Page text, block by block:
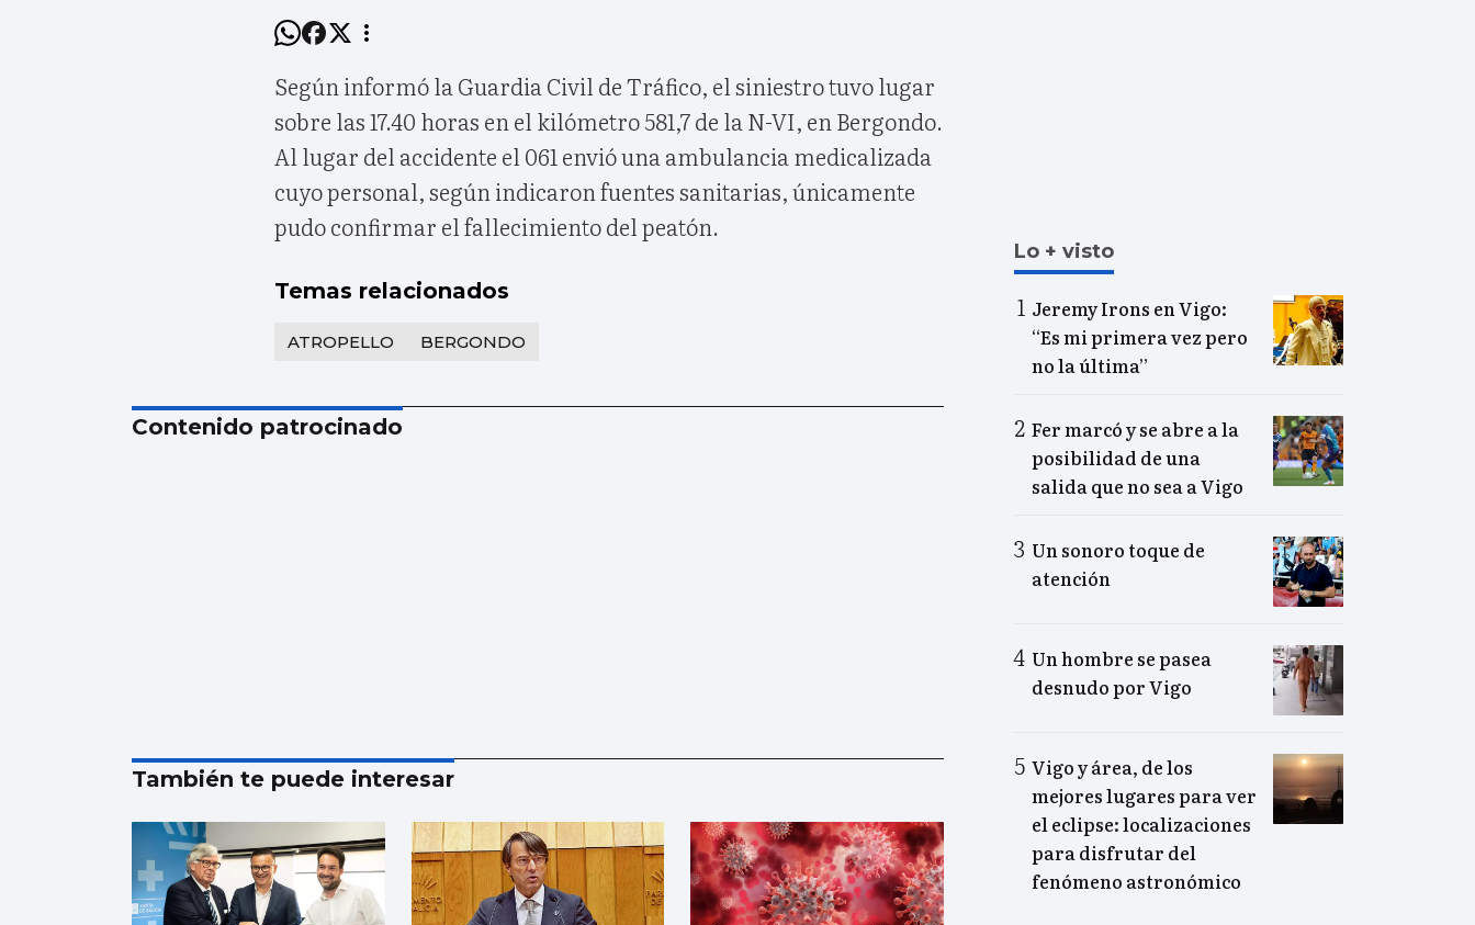
Según informó la Guardia Civil de Tráfico, el siniestro tuvo lugar
sobre las 17.40 horas en el kilómetro 581,7 de la N-VI, en Bergondo.
Al lugar del accidente el 061 envió una ambulancia medicalizada
cuyo personal, según indicaron fuentes sanitarias, únicamente
pudo confirmar el fallecimiento del peatón.
Temas relacionados
ATROPELLO BERGONDO
Contenido patrocinado
También te puede interesar
Lo + visto
Jeremy Irons en Vigo:
“Es mi primera vez pero
no la última”
Fer marcó y se abre a la
posibilidad de una
salida que no sea a Vigo
Un sonoro toque de
atención
Un hombre se pasea
desnudo por Vigo
Vigo y área, de los
mejores lugares para ver
el eclipse: localizaciones
para disfrutar del
fenómeno astronómico